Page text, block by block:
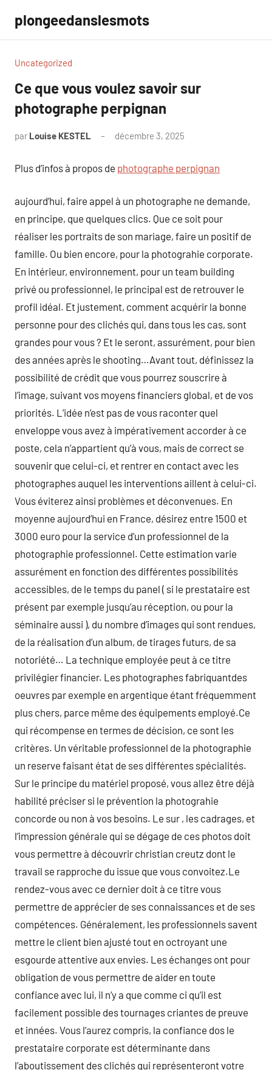
contenu
plongeedanslesmots
Uncategorized
Ce que vous voulez savoir sur
photographe perpignan
par Louise KESTEL décembre 3, 2025
Plus d’infos à propos de photographe perpignan
aujourd’hui, faire appel à un photographe ne demande,
en principe, que quelques clics. Que ce soit pour
réaliser les portraits de son mariage, faire un positif de
famille. Ou bien encore, pour la photograhie corporate.
En intérieur, environnement, pour un team building
privé ou professionnel, le principal est de retrouver le
profil idéal. Et justement, comment acquérir la bonne
personne pour des clichés qui, dans tous les cas, sont
grandes pour vous ? Et le seront, assurément, pour bien
des années après le shooting…Avant tout, définissez la
possibilité de crédit que vous pourrez souscrire à
l’image, suivant vos moyens financiers global, et de vos
priorités. L’idée n’est pas de vous raconter quel
enveloppe vous avez à impérativement accorder à ce
poste, cela n’appartient qu’à vous, mais de correct se
souvenir que celui-ci, et rentrer en contact avec les
photographes auquel les interventions aillent à celui-ci.
Vous éviterez ainsi problèmes et déconvenues. En
moyenne aujourd’hui en France, désirez entre 1500 et
3000 euro pour la service d’un professionnel de la
photographie professionnel. Cette estimation varie
assurément en fonction des différentes possibilités
accessibles, de le temps du panel ( si le prestataire est
présent par exemple jusqu’au réception, ou pour la
séminaire aussi ), du nombre d’images qui sont rendues,
de la réalisation d’un album, de tirages futurs, de sa
notoriété… La technique employée peut à ce titre
privilégier financier. Les photographes fabriquantdes
oeuvres par exemple en argentique étant fréquemment
plus chers, parce même des équipements employé.Ce
qui récompense en termes de décision, ce sont les
critères. Un véritable professionnel de la photographie
un reserve faisant état de ses différentes spécialités.
Sur le principe du matériel proposé, vous allez être déjà
habilité préciser si le prévention la photograhie
concorde ou non à vos besoins. Le sur , les cadrages, et
l’impression générale qui se dégage de ces photos doit
vous permettre à découvrir christian creutz dont le
travail se rapproche du issue que vous convoitez.Le
rendez-vous avec ce dernier doit à ce titre vous
permettre de apprécier de ses connaissances et de ses
compétences. Généralement, les professionnels savent
mettre le client bien ajusté tout en octroyant une
esgourde attentive aux envies. Les échanges ont pour
obligation de vous permettre de aider en toute
confiance avec lui, il n’y a que comme ci qu’il est
facilement possible des tournages criantes de preuve
et innées. Vous l’aurez compris, la confiance dos le
prestataire corporate est déterminante dans
l’aboutissement des clichés qui représenteront votre